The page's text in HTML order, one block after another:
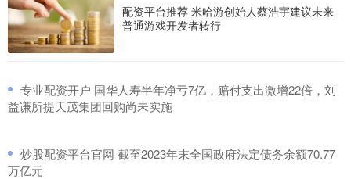
配资平台推荐 米哈游创始人蔡浩宇建议未来
普通游戏开发者转行
​专业配资开户 国华人寿半年净亏7亿，赔付支出激增22倍，刘
益谦所提天茂集团回购尚未实施
​炒股配资平台官网 截至2023年末全国政府法定债务余额70.77
万亿元